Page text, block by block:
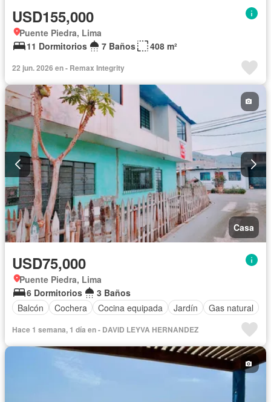
USD155,000
Puente Piedra, Lima
11 Dormitorios
7 Baños 408 m²
22 jun. 2026 en - Remax Integrity
Casa
USD75,000
Puente Piedra, Lima
6 Dormitorios
3 Baños
Balcón
Cochera Cocina equipada Jardín Gas natural
Hace 1 semana, 1 día en - DAVID LEYVA HERNANDEZ